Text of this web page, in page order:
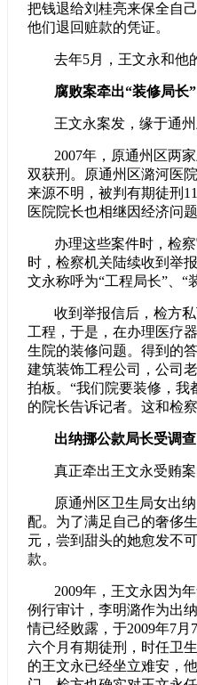
把钱退给刘桂亮来保全自
他们退回赃款的凭证。
去年5月，王文永和他
腐败案牵出“装修局长”
王文永案发，缘于通
2007年，原通州区两
双获刑。原通州区潞河医
来源不明，被判有期徒刑
医院院长也相继因经济问
办理这些案件时，检
时，检察机关陆续收到举
文永称呼为“工程局长”、“
收到举报信后，检方
工程，于是，在办理医疗
生院的装修问题。得到的
建筑装饰工程公司，公司
拍板。“我们院要装修，我
的院长告诉记者。这和检
出纳挪公款局长受调查
真正牵出王文永受贿
原通州区卫生局女出
配。为了满足自己的奢侈
元，尝到甜头的她愈发不
款。
2009年，王文永因为
例行审计，李明潞作为出
情已经败露，于2009年7
六个月有期徒刑，时任卫
的王文永已经坐立难安，